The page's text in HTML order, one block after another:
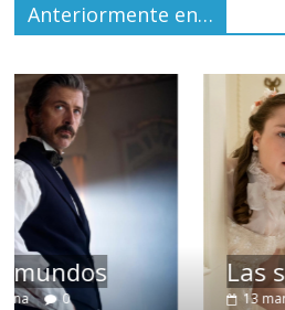
Anteriormente en…
Las series-
13 marzo, 2026 Julio Martínez